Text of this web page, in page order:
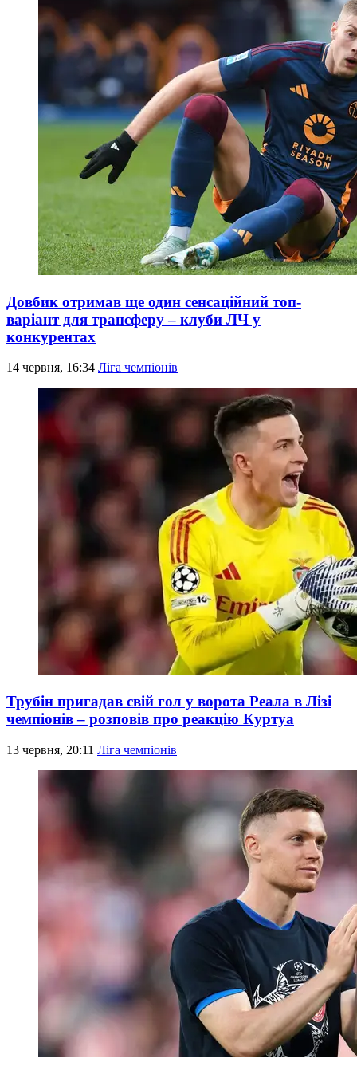
Довбик отримав ще один сенсаційний топ-
варіант для трансферу – клуби ЛЧ у
конкурентах
14 червня, 16:34 Ліга чемпіонів
Трубін пригадав свій гол у ворота Реала в Лізі
чемпіонів – розповів про реакцію Куртуа
13 червня, 20:11 Ліга чемпіонів